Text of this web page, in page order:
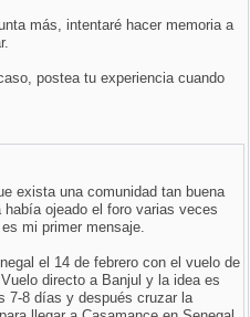
más, intentaré hacer memoria a
postea tu experiencia cuando
exista una comunidad tan buena
ojeado el foro varias veces
mi primer mensaje.
el 14 de febrero con el vuelo de
directo a Banjul y la idea es
7-8 días y después cruzar la